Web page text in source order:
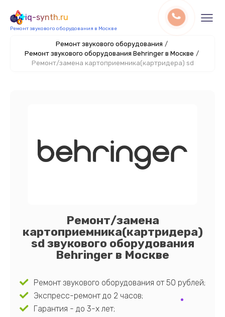
iq-synth.ru
Ремонт звукового оборудования в Москве
Ремонт звукового оборудования /
Ремонт звукового оборудования Behringer в Москве /
Ремонт/замена картоприемника(картридера) sd
Ремонт/замена
картоприемника(картридера)
sd звукового оборудования
Behringer в Москве
Ремонт звукового оборудования от 50 рублей;
Экспресс-ремонт до 2 часов;
Гарантия - до 3-х лет;